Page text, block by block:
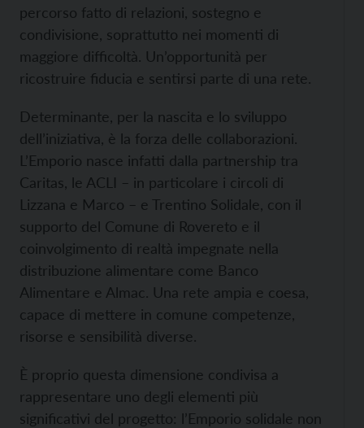
percorso fatto di relazioni, sostegno e
condivisione, soprattutto nei momenti di
maggiore difficoltà. Un’opportunità per
ricostruire fiducia e sentirsi parte di una rete.
Determinante, per la nascita e lo sviluppo
dell’iniziativa, è la forza delle collaborazioni.
L’Emporio nasce infatti dalla partnership tra
Caritas, le ACLI – in particolare i circoli di
Lizzana e Marco – e Trentino Solidale, con il
supporto del Comune di Rovereto e il
coinvolgimento di realtà impegnate nella
distribuzione alimentare come Banco
Alimentare e Almac. Una rete ampia e coesa,
capace di mettere in comune competenze,
risorse e sensibilità diverse.
È proprio questa dimensione condivisa a
rappresentare uno degli elementi più
significativi del progetto: l’Emporio solidale non